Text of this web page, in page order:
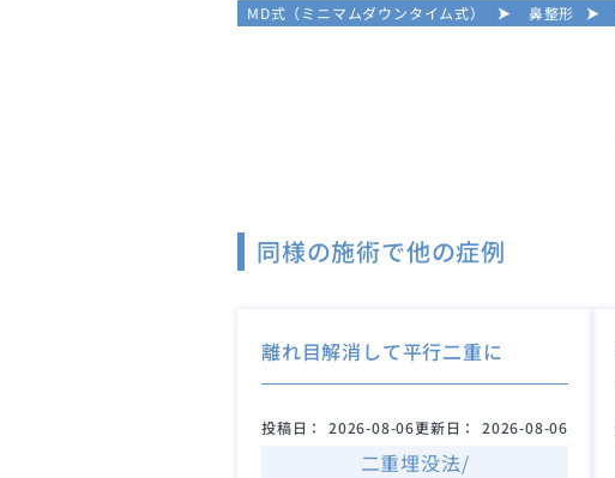
MD式（ミニマムダウンタイム式） 鼻整形
同様の施術で他の症例
離れ目解消して平行二重に
投稿日： 2026-08-06更新日： 2026-08-06
二重埋没法/